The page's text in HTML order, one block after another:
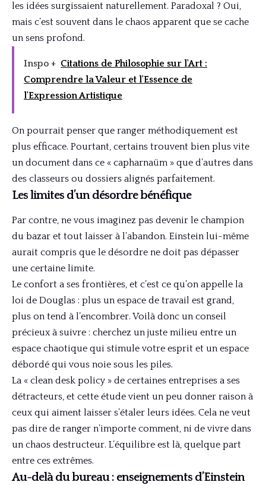
les idées surgissaient naturellement. Paradoxal ? Oui,
mais c’est souvent dans le chaos apparent que se cache
un sens profond.
Inspo + Citations de Philosophie sur l'Art :
Comprendre la Valeur et l'Essence de
l'Expression Artistique
On pourrait penser que ranger méthodiquement est
plus efficace. Pourtant, certains trouvent bien plus vite
un document dans ce « capharnaüm » que d’autres dans
des classeurs ou dossiers alignés parfaitement.
Les limites d’un désordre bénéfique
Par contre, ne vous imaginez pas devenir le champion
du bazar et tout laisser à l’abandon. Einstein lui-même
aurait compris que le désordre ne doit pas dépasser
une certaine limite.
Le confort a ses frontières, et c’est ce qu’on appelle la
loi de Douglas : plus un espace de travail est grand,
plus on tend à l’encombrer. Voilà donc un conseil
précieux à suivre : cherchez un juste milieu entre un
espace chaotique qui stimule votre esprit et un espace
débordé qui vous noie sous les piles.
La « clean desk policy » de certaines entreprises a ses
détracteurs, et cette étude vient un peu donner raison à
ceux qui aiment laisser s’étaler leurs idées. Cela ne veut
pas dire de ranger n’importe comment, ni de vivre dans
un chaos destructeur. L’équilibre est là, quelque part
entre ces extrêmes.
Au-delà du bureau : enseignements d’Einstein